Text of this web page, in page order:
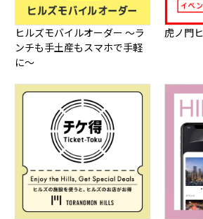
ヒルズモバイルオーダー ～ラ
ンチも手土産もスマホで手軽
に～
虎ノ門